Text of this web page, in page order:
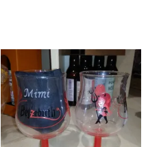
options
peuvent
être
choisies
sur
la